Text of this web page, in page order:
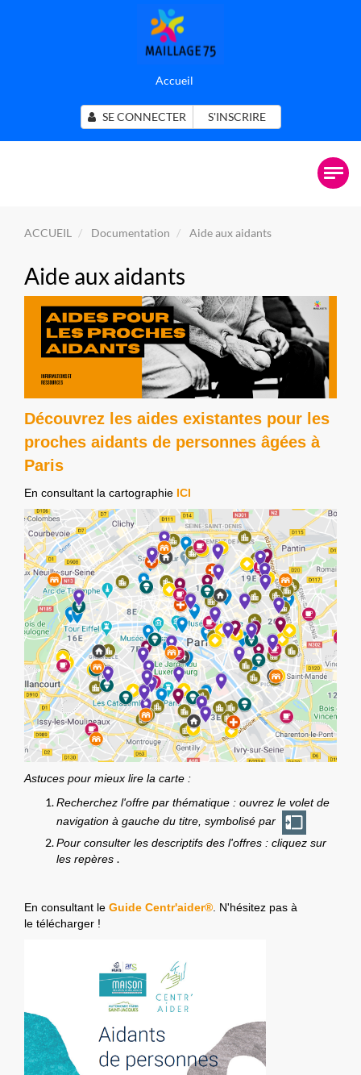
Accueil
SE CONNECTER S'INSCRIRE
ACCUEIL Documentation Aide aux aidants
Aide aux aidants
Découvrez les aides existantes pour les
proches aidants de personnes âgées à
Paris
En consultant la cartographie ICI
Astuces pour mieux lire la carte :
Recherchez l'offre par thématique : ouvrez le volet de
navigation à gauche du titre, symbolisé par
Pour consulter les descriptifs des l'offres : cliquez sur
les repères .
En consultant le Guide Centr'aider® . N'hésitez pas à
le télécharger !